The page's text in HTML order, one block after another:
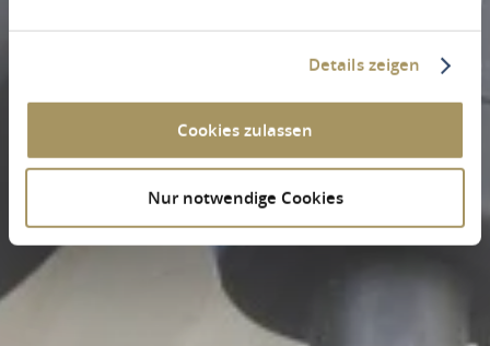
Details zeigen
Cookies zulassen
Nur notwendige Cookies